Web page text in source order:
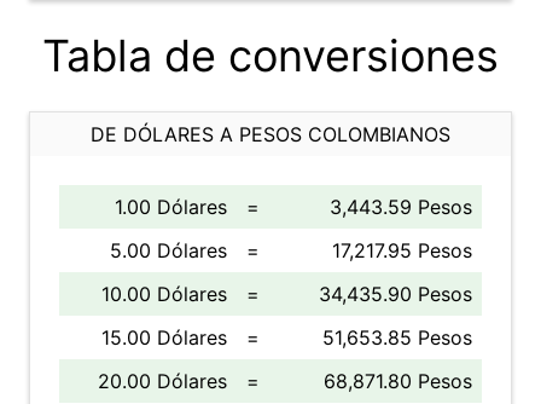
Tabla de conversiones
DE DÓLARES A PESOS COLOMBIANOS
1.00 Dólares =
3,443.59 Pesos
5.00 Dólares
=
17,217.95 Pesos
10.00 Dólares
=
34,435.90 Pesos
15.00 Dólares
=
51,653.85 Pesos
20.00 Dólares
=
68,871.80 Pesos